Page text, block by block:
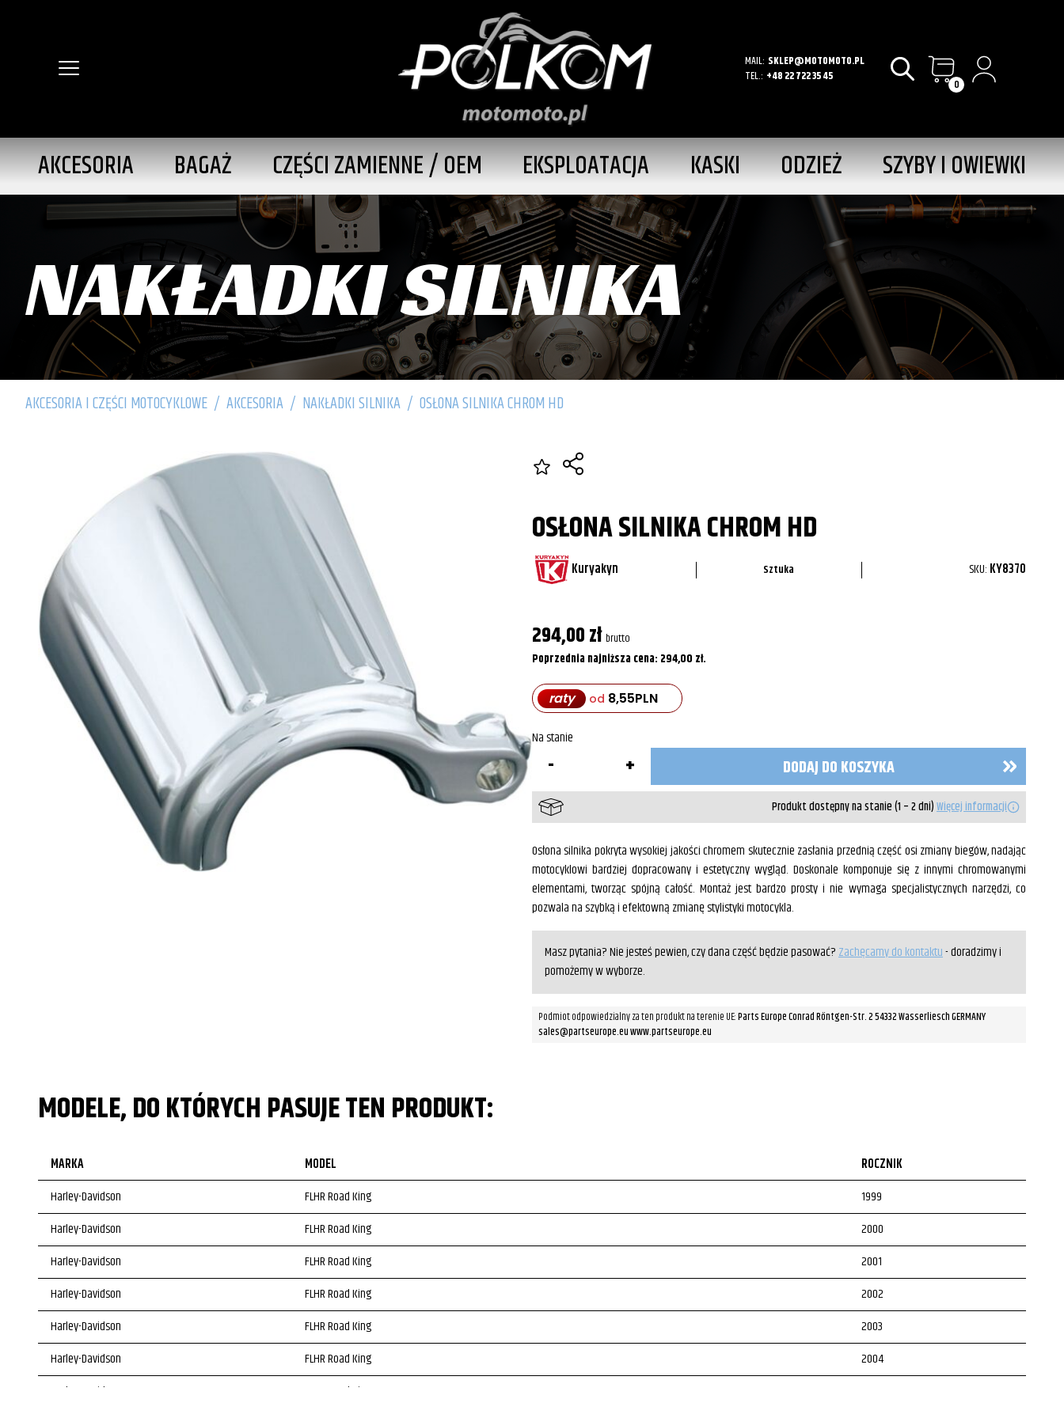
MAIL: SKLEP@MOTOMOTO.PL
TEL.: +48 22 722 35 45 0
AKCESORIA BAGAŻ CZĘŚCI ZAMIENNE / OEM EKSPLOATACJA KASKI ODZIEŻ SZYBY I OWIEWKI
NAKŁADKI SILNIKA
AKCESORIA I CZĘŚCI MOTOCYKLOWE / AKCESORIA / NAKŁADKI SILNIKA / OSŁONA SILNIKA CHROM HD
OSŁONA SILNIKA CHROM HD
Kuryakyn Sztuka SKU: KY8370
294,00zł brutto
Poprzednia najniższa cena: 294,00 zł.
raty od 8,55PLN
Na stanie
Chrom
DODAJ DO KOSZYKA
Produkt dostępny na stanie (1 – 2 dni)Więcej informacji
Osłona silnika pokryta wysokiej jakości chromem skutecznie zasłania przednią część osi zmiany biegów, nadając
motocyklowi bardziej dopracowany i estetyczny wygląd. Doskonale komponuje się z innymi chromowanymi
elementami, tworząc spójną całość. Montaż jest bardzo prosty i nie wymaga specjalistycznych narzędzi, co
pozwala na szybką i efektowną zmianę stylistyki motocykla.
Masz pytania? Nie jesteś pewien, czy dana część będzie pasować?Zachęcamy do kontaktu- doradzimy i
pomożemy w wyborze.
Podmiot odpowiedzialny za ten produkt na terenie UE:Parts Europe Conrad Röntgen-Str. 2 54332 Wasserliesch GERMANY
sales@partseurope.eu www.partseurope.eu
MODELE, DO KTÓRYCH PASUJE TEN PRODUKT:
MARKA MODEL
ROCZNIK
Harley-Davidson
FLHR Road King
1999
Harley-Davidson
FLHR Road King
2000
Harley-Davidson
FLHR Road King
2001
Harley-Davidson
FLHR Road King
2002
Harley-Davidson
FLHR Road King
2003
Harley-Davidson
FLHR Road King
2004
Harley-Davidson
FLHR Road King